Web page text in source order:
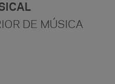
DE MÚSICA